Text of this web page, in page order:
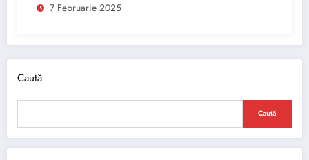
7 Februarie 2025
Caută
Caută